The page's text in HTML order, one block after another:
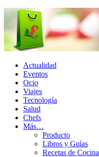
Actualidad
Eventos
Ocio
Viajes
Tecnología
Salud
Chefs
Más…
Producto
Libros y Guías
Recetas de Cocina